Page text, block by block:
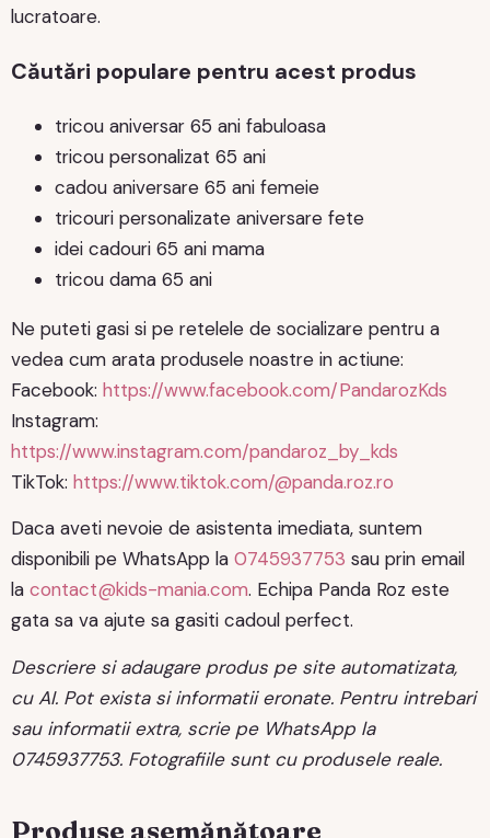
lucratoare.
Căutări populare pentru acest produs
tricou aniversar 65 ani fabuloasa
tricou personalizat 65 ani
cadou aniversare 65 ani femeie
tricouri personalizate aniversare fete
idei cadouri 65 ani mama
tricou dama 65 ani
Ne puteti gasi si pe retelele de socializare pentru a
vedea cum arata produsele noastre in actiune:
Facebook: https://www.facebook.com/PandarozKds
Instagram:
https://www.instagram.com/pandaroz_by_kds
TikTok: https://www.tiktok.com/@panda.roz.ro
Daca aveti nevoie de asistenta imediata, suntem
disponibili pe WhatsApp la 0745937753 sau prin email
la contact@kids-mania.com. Echipa Panda Roz este
gata sa va ajute sa gasiti cadoul perfect.
Descriere si adaugare produs pe site automatizata,
cu AI. Pot exista si informatii eronate. Pentru intrebari
sau informatii extra, scrie pe WhatsApp la
0745937753. Fotografiile sunt cu produsele reale.
Produse asemănătoare